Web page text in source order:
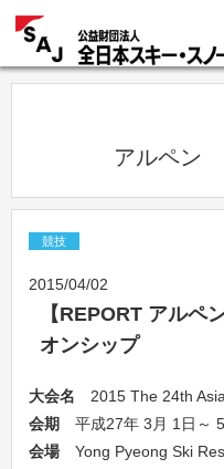
ア
競技
2015/04/02
【REPORT アルペ
オンシップ
大会名 2015 The 24th
会期 平成27年 3月 1日～
会場 Yong Pyeong Ski